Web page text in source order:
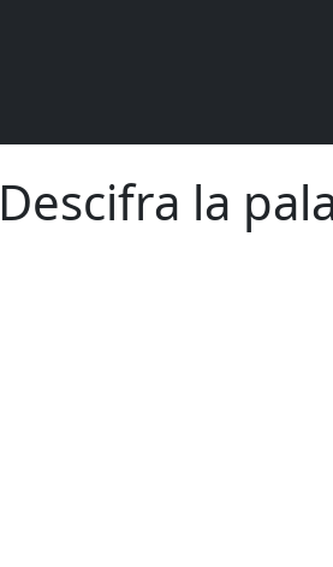
Descifra la